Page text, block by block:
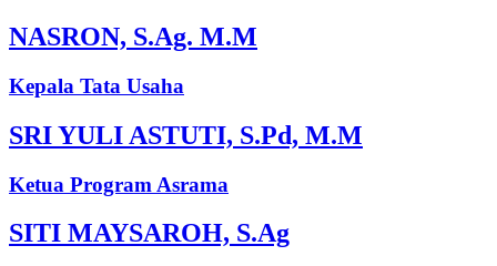
NASRON, S.Ag. M.M
Kepala Tata Usaha
SRI YULI ASTUTI, S.Pd, M.M
Ketua Program Asrama
SITI MAYSAROH, S.Ag